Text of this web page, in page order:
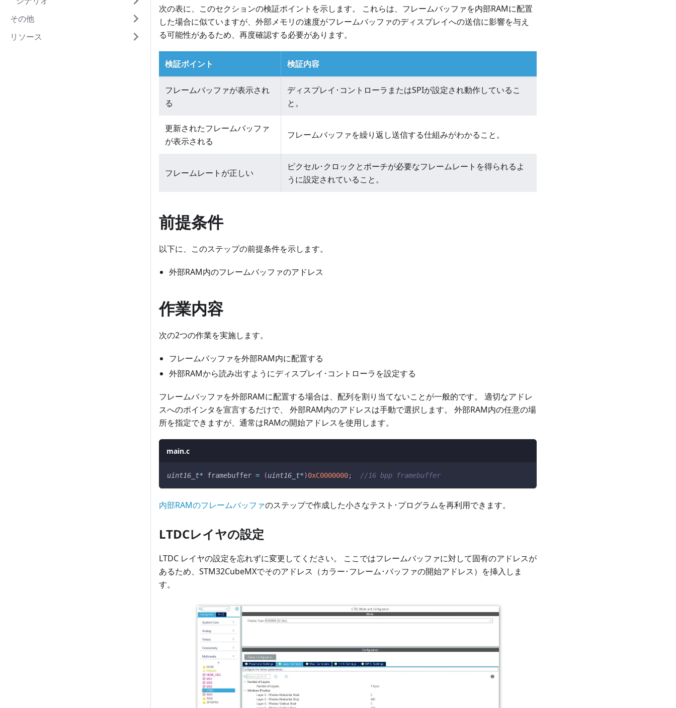
その他
リソース
次の表に、このセクションの検証ポイントを示します。 これらは、フレームバッファを内部RAMに配置
した場合に似ていますが、外部メモリの速度がフレームバッファのディスプレイへの送信に影響を与え
る可能性があるため、再度確認する必要があります。
検証ポイント 検証内容
フレームバッファが表示され
る
ディスプレイ･コントローラまたはSPIが設定され動作しているこ
と。
更新されたフレームバッファ
が表示される
フレームバッファを繰り返し送信する仕組みがわかること。
フレームレートが正しい
ピクセル･クロックとポーチが必要なフレームレートを得られるよ
うに設定されていること。
前提条件
以下に、このステップの前提条件を示します。
外部RAM内のフレームバッファのアドレス
作業内容
次の2つの作業を実施します。
フレームバッファを外部RAM内に配置する
外部RAMから読み出すようにディスプレイ･コントローラを設定する
フレームバッファを外部RAMに配置する場合は、配列を割り当てないことが一般的です。 適切なアドレ
スへのポインタを宣言するだけで、 外部RAM内のアドレスは手動で選択します。 外部RAM内の任意の場
所を指定できますが、通常はRAMの開始アドレスを使用します。
main.c
uint16_t* framebuffer = (uint16_t*)0xC0000000; //16 bpp framebuffer
内部RAMのフレームバッファのステップで作成した小さなテスト･プログラムを再利用できます。
LTDCレイヤの設定
LTDC レイヤの設定を忘れずに変更してください。 ここではフレームバッファに対して固有のアドレスが
あるため、STM32CubeMXでそのアドレス（カラー･フレーム･バッファの開始アドレス）を挿入しま
す。